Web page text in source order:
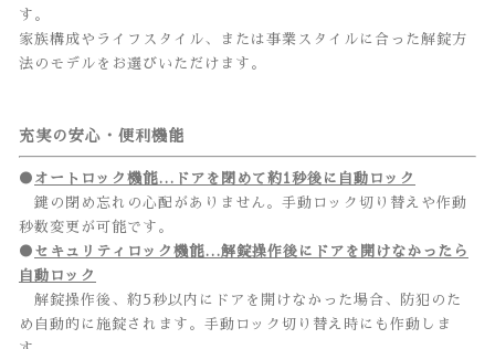
す。
家族構成やライフスタイル、または事業スタイルに合った解錠方
法のモデルをお選びいただけます。
充実の安心・便利機能
● オートロック機能…ドアを閉めて約1秒後に自動ロック
鍵の閉め忘れの心配がありません。手動ロック切り替えや作動
秒数変更が可能です。
● セキュリティロック機能…解錠操作後にドアを開けなかったら
自動ロック
解錠操作後、約5秒以内にドアを開けなかった場合、防犯のた
め自動的に施錠されます。手動ロック切り替え時にも作動しま